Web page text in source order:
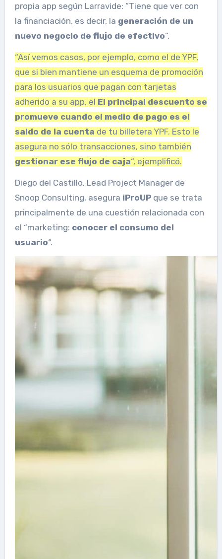
propia app según Larravide: “Tiene que ver con
la financiación, es decir, la generación de un
nuevo negocio de flujo de efectivo“.
“Así vemos casos, por ejemplo, como el de YPF,
que si bien mantiene un esquema de promoción
para los usuarios que pagan con tarjetas
adherido a su app, el El principal descuento se
promueve cuando el medio de pago es el
saldo de la cuenta de tu billetera YPF. Esto le
asegura no sólo transacciones, sino también
gestionar ese flujo de caja“, ejemplificó.
Diego del Castillo, Lead Project Manager de
Snoop Consulting, asegura iProUP que se trata
principalmente de una cuestión relacionada con
el “marketing: conocer el consumo del
usuario“.